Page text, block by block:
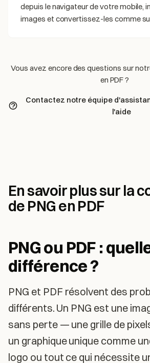
depuis le navigateur de votre mobile,
images et convertissez-les comme
Vous avez encore des questions sur
en PDF ?
Contactez notre équipe
l'aide
En savoir plus sur la
de PNG en PDF
PNG ou PDF :
différence ?
PNG et PDF résolvent des
différents. Un PNG est une
sans perte — une grille de
un graphique unique comme
logo ou tout ce qui nécessite